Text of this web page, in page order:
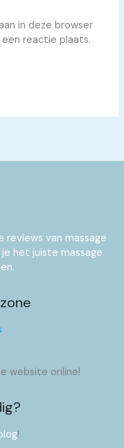
in deze browser
reactie plaats.
reviews van massage
het juiste massage
website online!
!